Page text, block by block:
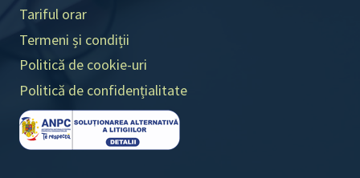
Tariful orar
Termeni și condiții
Politică de cookie-uri
Politică de confidențialitate